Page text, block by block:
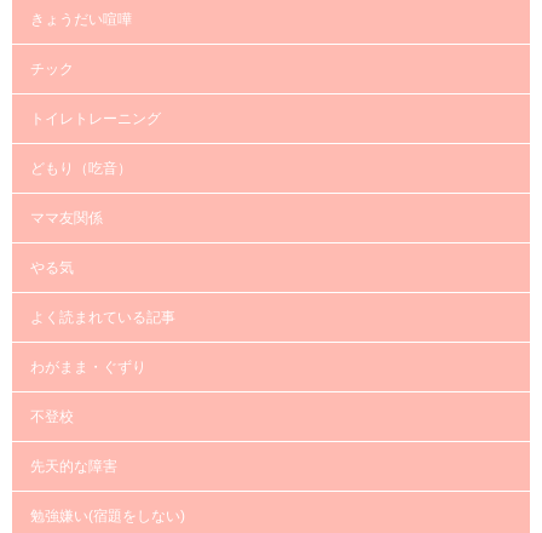
きょうだい喧嘩
チック
トイレトレーニング
どもり（吃音）
ママ友関係
やる気
よく読まれている記事
わがまま・ぐずり
不登校
先天的な障害
勉強嫌い(宿題をしない)